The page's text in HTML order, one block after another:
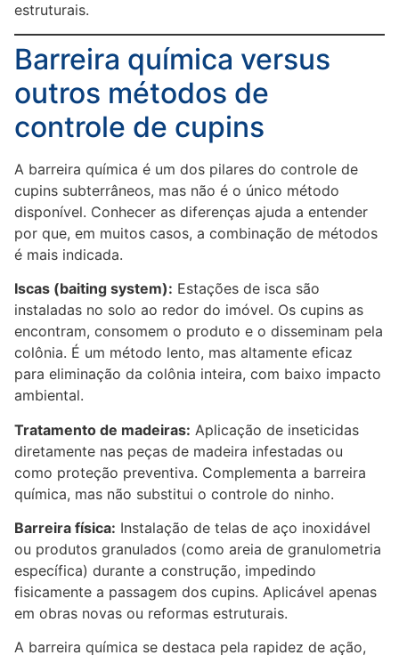
estruturais.
Barreira química versus
outros métodos de
controle de cupins
A barreira química é um dos pilares do controle de
cupins subterrâneos, mas não é o único método
disponível. Conhecer as diferenças ajuda a entender
por que, em muitos casos, a combinação de métodos
é mais indicada.
Iscas (baiting system): Estações de isca são
instaladas no solo ao redor do imóvel. Os cupins as
encontram, consomem o produto e o disseminam pela
colônia. É um método lento, mas altamente eficaz
para eliminação da colônia inteira, com baixo impacto
ambiental.
Tratamento de madeiras: Aplicação de inseticidas
diretamente nas peças de madeira infestadas ou
como proteção preventiva. Complementa a barreira
química, mas não substitui o controle do ninho.
Barreira física: Instalação de telas de aço inoxidável
ou produtos granulados (como areia de granulometria
específica) durante a construção, impedindo
fisicamente a passagem dos cupins. Aplicável apenas
em obras novas ou reformas estruturais.
A barreira química se destaca pela rapidez de ação,